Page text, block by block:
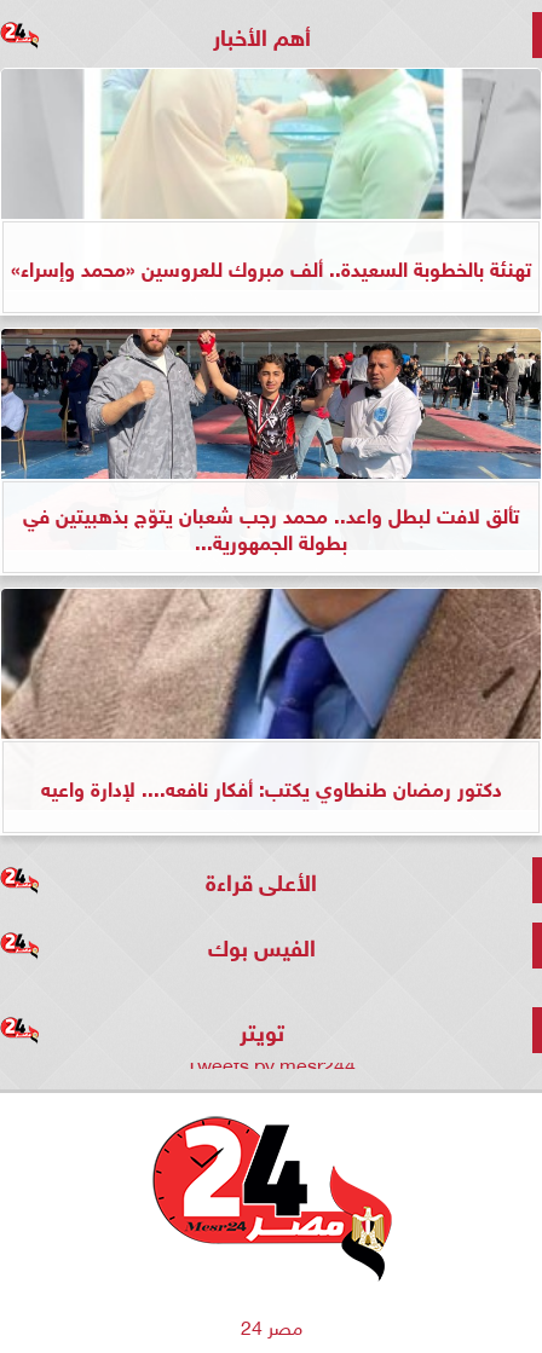
أهم الأخبار
تهنئة بالخطوبة السعيدة.. ألف مبروك للعروسين «محمد وإسراء»
تألق لافت لبطل واعد.. محمد رجب شعبان يتوّج بذهبيتين في
بطولة الجمهورية...
دكتور رمضان طنطاوي يكتب: أفكار نافعه.... لإدارة واعيه
الأعلى قراءة
الفيس بوك
تويتر
Tweets by mesr244
مصر 24